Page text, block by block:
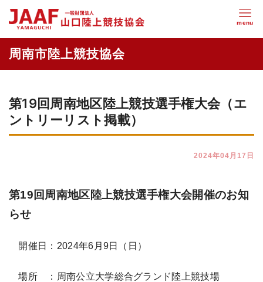
第19回周南地区陸上競技選手権大会（エ
ントリーリスト掲載）
2024年04月17日
第19回周南地区陸上競技選手権大会開催のお知
らせ
開催日：2024年6月9日（日）
場所 ：周南公立大学総合グランド陸上競技場